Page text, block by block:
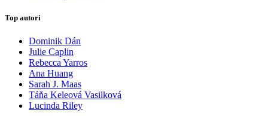
Top autori
Dominik Dán
Julie Caplin
Rebecca Yarros
Ana Huang
Sarah J. Maas
Táňa Keleová Vasilková
Lucinda Riley